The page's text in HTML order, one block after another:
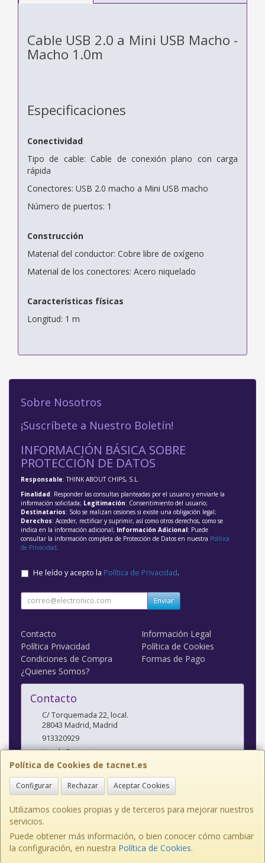
Cable USB 2.0 a Mini USB Macho -
Macho 1.0m
Especificaciones
Conectividad
Tipo de cable: Cable de conexión plano con carga
rápida
Conectores: USB 2.0 macho a Mini USB macho
Número de puertos: 1
Construcción
Material del conductor: Cobre libre de oxígeno
Material de los conectores: Acero niquelado
Características físicas
Longitud: 1 m
Política de Cookies de tacnet.es
Configurar Rechazar Aceptar Cookies
Utilizamos cookies propias y de terceros para mejorar nuestros
servicios.
Puede obtener más información, o bien conocer cómo cambiar
la configuración, en nuestra Política de Cookies.
Sobre Nosotros
¡Suscríbete a Nuestro Boletín!
INFORMACIÓN BÁSICA SOBRE
PROTECCIÓN DE DATOS
Responsable: THINK ABOUT CHIPS, S.L.
Finalidad: Responder las consultas planteadas por el usuario y enviarle la
información solicitada; Legitimación: Consentimiento del usuario;
Destinatarios: Solo se realizan cesiones si existe una obligación legal;
Derechos: Acceder, rectificar y suprimir, así como otros derechos, como se
indica en la información adicional; Información Adicional: Puede
consultar la información completa de Protección de Datos en nuestra Política
de Privacidad
He leído y acepto la Política de Privacidad.
Enviar
Contacto
Información Legal
Política Privacidad
Política de Cookies
Condiciones de Compra
Formas de Pago
¿Quienes Somos?
Contacto
C/ Torquemada 22, local.
28043 Madrid,Madrid
913320929
tienda@tacnet.es
Horario
L a V: 10:00-14:00 y 16:30-20:00 S: 10:30-14:00
, , , , España. - C.I.F.: B84095611 - Tfno: